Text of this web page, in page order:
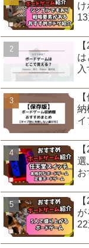
け
は
納
イ
選
お
が